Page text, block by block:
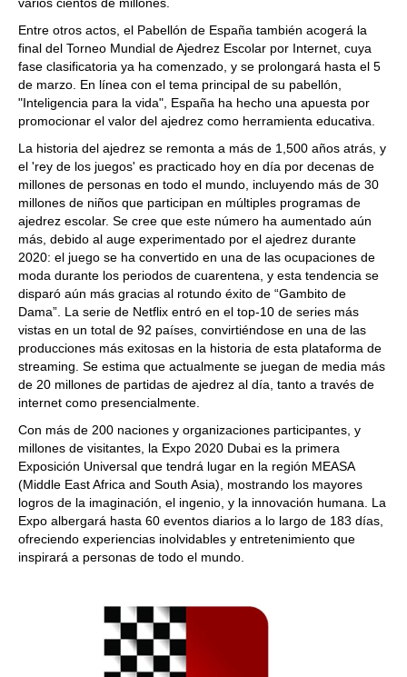
Entre otros actos, el Pabellón de España también acogerá la
final del Torneo Mundial de Ajedrez Escolar por Internet, cuya
fase clasificatoria ya ha comenzado, y se prolongará hasta el 5
de marzo. En línea con el tema principal de su pabellón,
"Inteligencia para la vida", España ha hecho una apuesta por
promocionar el valor del ajedrez como herramienta educativa.
La historia del ajedrez se remonta a más de 1,500 años atrás, y
el 'rey de los juegos' es practicado hoy en día por decenas de
millones de personas en todo el mundo, incluyendo más de 30
millones de niños que participan en múltiples programas de
ajedrez escolar. Se cree que este número ha aumentado aún
más, debido al auge experimentado por el ajedrez durante
2020: el juego se ha convertido en una de las ocupaciones de
moda durante los periodos de cuarentena, y esta tendencia se
disparó aún más gracias al rotundo éxito de “Gambito de
Dama”. La serie de Netflix entró en el top-10 de series más
vistas en un total de 92 países, convirtiéndose en una de las
producciones más exitosas en la historia de esta plataforma de
streaming. Se estima que actualmente se juegan de media más
de 20 millones de partidas de ajedrez al día, tanto a través de
internet como presencialmente.
Con más de 200 naciones y organizaciones participantes, y
millones de visitantes, la Expo 2020 Dubai es la primera
Exposición Universal que tendrá lugar en la región MEASA
(Middle East Africa and South Asia), mostrando los mayores
logros de la imaginación, el ingenio, y la innovación humana. La
Expo albergará hasta 60 eventos diarios a lo largo de 183 días,
ofreciendo experiencias inolvidables y entretenimiento que
inspirará a personas de todo el mundo.